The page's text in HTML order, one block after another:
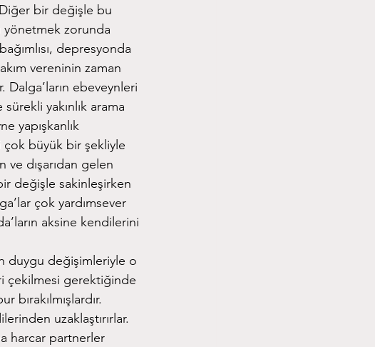
bir değişle bu
yönetmek zorunda
depresyonda
vereninin zaman
ebeveynleri
yakınlık arama
yapışkanlık
çok büyük bir şekliyle
ve dışarıdan gelen
değişle sakinleşirken
çok yardımsever
aksine kendilerini
duygu değişimleriyle o
çekilmesi gerektiğinde
uzaklaştırırlar.
harcar partnerler